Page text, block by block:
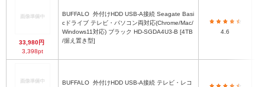
33,980円
3,398pt
BUFFALO
cドライブ テレビ・パソコン両対応(Chrome/Mac/
Windows11対応) ブラック HD-SGDA4U3-B [4TB
/据え置き型]
4.6
BUFFALO